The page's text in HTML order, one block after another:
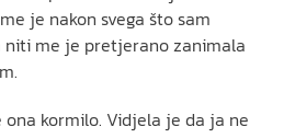
je nakon svega što sam
niti me je pretjerano zanimala
kormilo. Vidjela je da ja ne